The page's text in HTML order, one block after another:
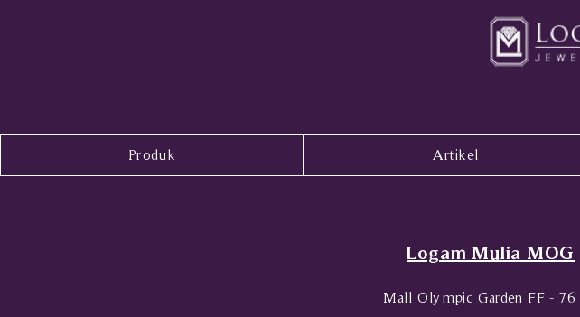
Produk Artikel
Logam Mulia MOG
Mall Olympic Garden FF - 76